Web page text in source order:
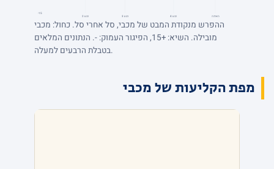
-15
רבע 2 רבע 3 רבע 4 הארכה
ההפרש מנקודת המבט של מכבי, סל אחרי סל. כחול: מכבי
מובילה. השיא: +15, הפיגור העמוק: -. הנתונים המלאים
בטבלת הרבעים למעלה.
מפת הקליעות של מכבי